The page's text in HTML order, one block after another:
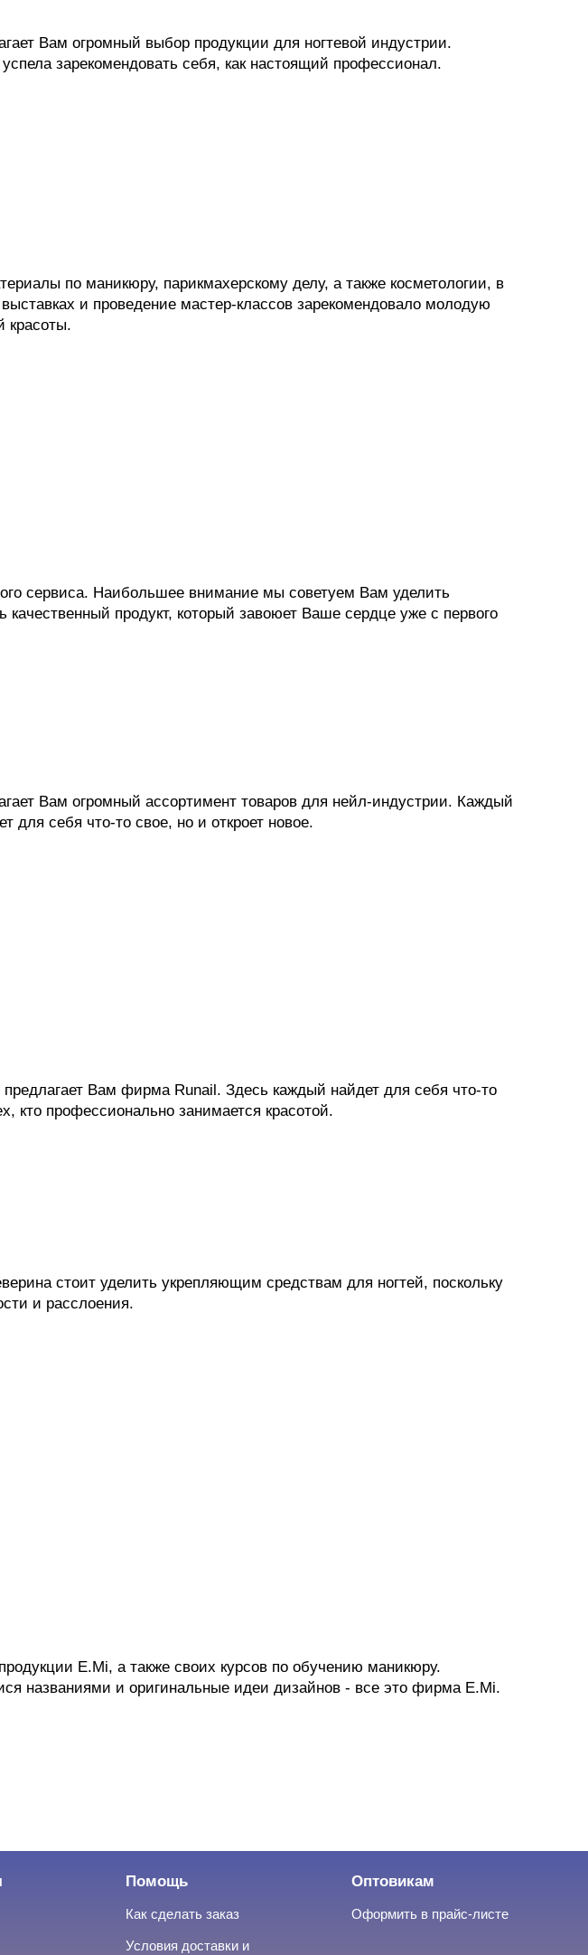
Вам огромный выбор продукции для ногтевой индустрии.
зарекомендовать себя, как настоящий профессионал.
по маникюру, парикмахерскому делу, а также косметологии, в
и проведение мастер-классов зарекомендовало молодую
красоты.
сервиса. Наибольшее внимание мы советуем Вам уделить
качественный продукт, который завоюет Ваше сердце уже с первого
Вам огромный ассортимент товаров для нейл-индустрии. Каждый
для себя что-то свое, но и откроет новое.
Вам фирма Runail. Здесь каждый найдет для себя что-то
кто профессионально занимается красотой.
стоит уделить укрепляющим средствам для ногтей, поскольку
и расслоения.
E.Mi, а также своих курсов по обучению маникюру.
названиями и оригинальные идеи дизайнов - все это фирма E.Mi.
Помощь
Как сделать заказ
Условия доставки и
Оптовикам
Оформить в прайс-листе